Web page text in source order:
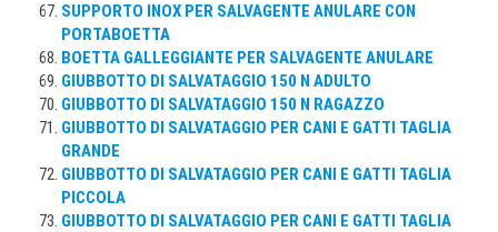
SUPPORTO INOX PER SALVAGENTE ANULARE CON
PORTABOETTA
BOETTA GALLEGGIANTE PER SALVAGENTE ANULARE
GIUBBOTTO DI SALVATAGGIO 150 N ADULTO
GIUBBOTTO DI SALVATAGGIO 150 N RAGAZZO
GIUBBOTTO DI SALVATAGGIO PER CANI E GATTI TAGLIA
GRANDE
GIUBBOTTO DI SALVATAGGIO PER CANI E GATTI TAGLIA
PICCOLA
GIUBBOTTO DI SALVATAGGIO PER CANI E GATTI TAGLIA